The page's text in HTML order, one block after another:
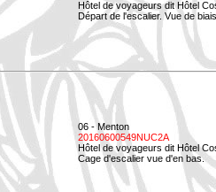
Hôtel de voyageurs dit Hôtel
Départ de l'escalier. Vue de
06 - Menton
20160600549NUC2A
Hôtel de voyageurs dit Hôtel
Cage d'escalier vue d'en bas.